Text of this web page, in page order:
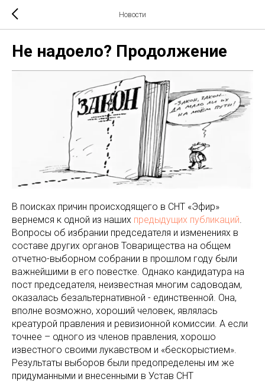
Новости
Не надоело? Продолжение
В поисках причин происходящего в СНТ «Эфир»
вернемся к одной из наших предыдущих публикаций
Вопросы об избрании председателя и изменениях в
составе других органов Товарищества на общем
отчетно-выборном собрании в прошлом году были
важнейшими в его повестке. Однако кандидатура на
пост председателя, неизвестная многим садоводам,
оказалась безальтернативной - единственной. Она,
вполне возможно, хороший человек, являлась
креатурой правления и ревизионной комиссии. А если
точнее – одного из членов правления, хорошо
известного своими лукавством и «бескорыстием».
Результаты выборов были предопределены им же
придуманными и внесенными в Устав СНТ